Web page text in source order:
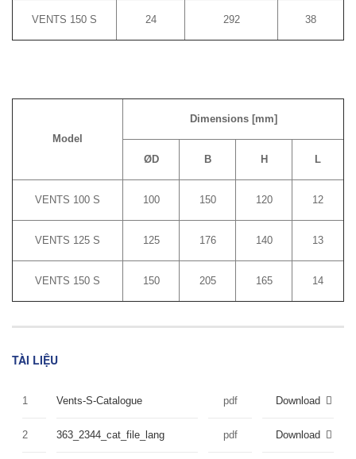
VENTS 150 S 24 292 38
Model
Dimensions [mm]
ØD B H L
VENTS 100 S 100 150 120 12
VENTS 125 S 125 176 140 13
VENTS 150 S 150 205 165 14
TÀI LIỆU
1 Vents-S-Catalogue pdf Download
2 363_2344_cat_file_lang pdf Download